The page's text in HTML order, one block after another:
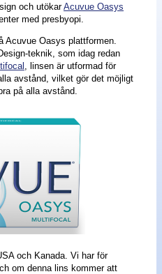
och utökarAcuvue Oasys
med presbyopi.
Acuvue Oasys plattformen.
teknik, som idag redan
, linsen är utformad för
avstånd, vilket gör det möjligt
på alla avstånd.
och Kanada. Vi har för
om denna lins kommer att